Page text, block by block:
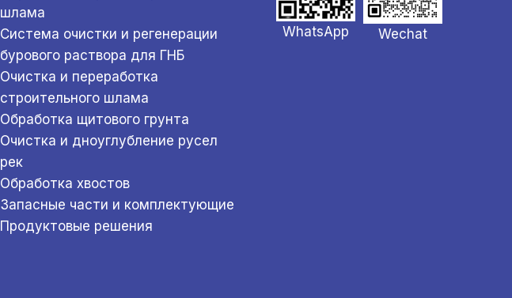
шлама
Система очистки и регенерации
бурового раствора для ГНБ
Очистка и переработка
строительного шлама
Обработка щитового грунта
Очистка и дноуглубление русел
рек
Обработка хвостов
Запасные части и комплектующие
Продуктовые решения
WhatsApp Wechat